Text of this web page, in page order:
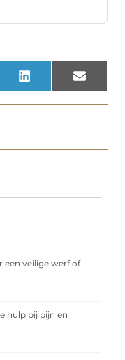
LinkedIn Email
een veilige werf of
hulp bij pijn en